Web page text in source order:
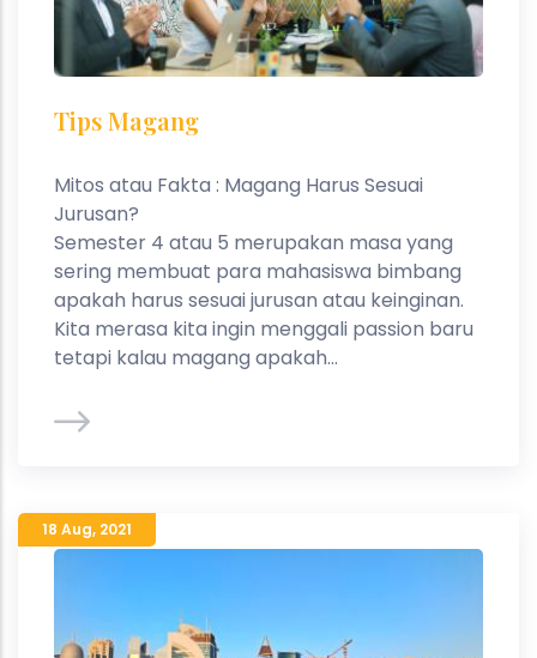
Tips Magang
Mitos atau Fakta : Magang Harus Sesuai
Jurusan?
Semester 4 atau 5 merupakan masa yang
sering membuat para mahasiswa bimbang
apakah harus sesuai jurusan atau keinginan.
Kita merasa kita ingin menggali passion baru
tetapi kalau magang apakah...
18 Aug, 2021